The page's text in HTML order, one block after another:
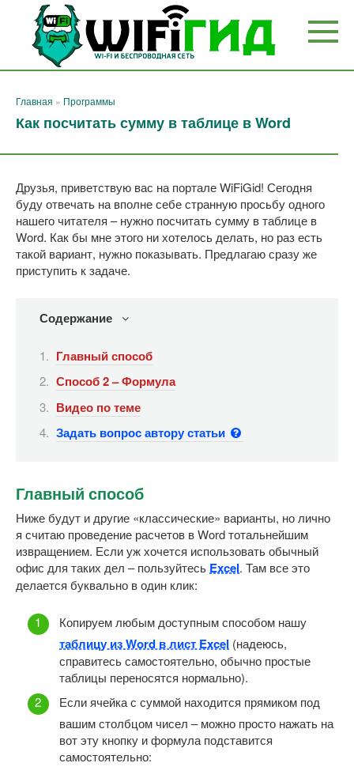
Перейти
контенту
Главная » Программы
Как посчитать сумму в таблице в Word
Друзья, приветствую вас на портале WiFiGid! Сегодня
буду отвечать на вполне себе странную просьбу одного
нашего читателя – нужно посчитать сумму в таблице в
Word. Как бы мне этого ни хотелось делать, но раз есть
такой вариант, нужно показывать. Предлагаю сразу же
приступить к задаче.
Содержание
Главный способ
Способ 2 – Формула
Видео по теме
Задать вопрос автору статьи
Главный способ
Ниже будут и другие «классические» варианты, но лично
я считаю проведение расчетов в Word тотальнейшим
извращением. Если уж хочется использовать обычный
офис для таких дел – пользуйтесь Excel. Там все это
делается буквально в один клик:
Копируем любым доступным способом нашу
таблицу из Word в лист Excel (надеюсь,
справитесь самостоятельно, обычно простые
таблицы переносятся нормально).
Если ячейка с суммой находится прямиком под
вашим столбцом чисел – можно просто нажать на
вот эту кнопку и формула подставится
самостоятельно: